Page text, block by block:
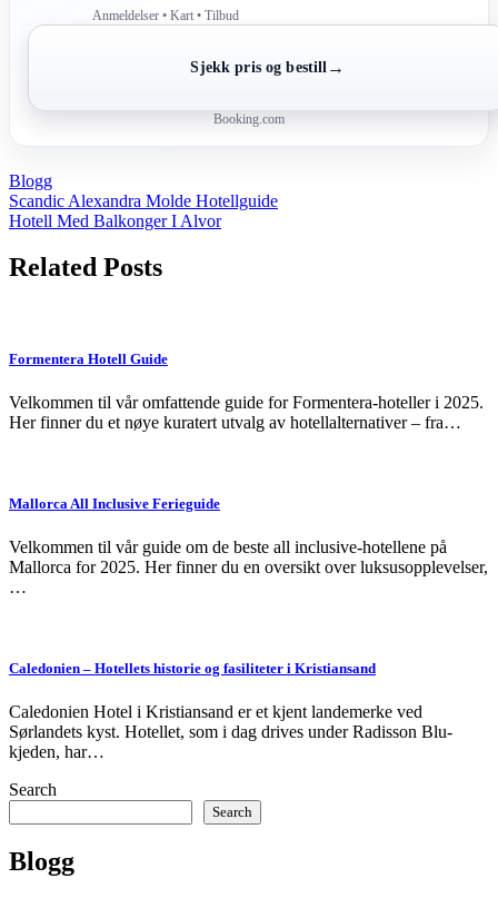
Anmeldelser • Kart • Tilbud
Sjekk pris og bestill →
Booking.com
Blogg
Post
navigation
Scandic Alexandra Molde Hotellguide
Hotell Med Balkonger I Alvor
Related Posts
Formentera Hotell Guide
Velkommen til vår omfattende guide for Formentera-hoteller i 2025.
Her finner du et nøye kuratert utvalg av hotellalternativer – fra…
Mallorca All Inclusive Ferieguide
Velkommen til vår guide om de beste all inclusive-hotellene på
Mallorca for 2025. Her finner du en oversikt over luksusopplevelser,
…
Caledonien – Hotellets historie og fasiliteter i Kristiansand
Caledonien Hotel i Kristiansand er et kjent landemerke ved
Sørlandets kyst. Hotellet, som i dag drives under Radisson Blu-
kjeden, har…
Search
Search
Blogg